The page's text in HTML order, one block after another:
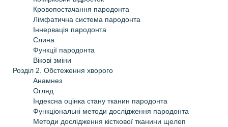
Кровопостачання пародонта
Лімфатична система пародонта
Iннервація пародонта
Слина
Функції пародонта
Вікові зміни
Розділ 2. Обстеження хворого
Анамнез
Огляд
Iндексна оцiнка стану тканин пародонта
Функцiональнi методи дослiдження пародонта
Методи дослiдження кiсткової тканини щелеп